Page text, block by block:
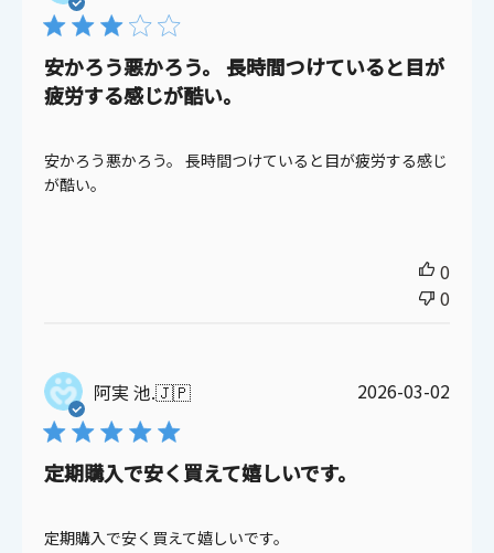
安かろう悪かろう。 長時間つけていると目が
疲労する感じが酷い。
安かろう悪かろう。 長時間つけていると目が疲労する感じ
が酷い。
0
0
阿実 池.🇯🇵
定期購入で安く買えて嬉しいです。
定期購入で安く買えて嬉しいです。
公
2026-03-02